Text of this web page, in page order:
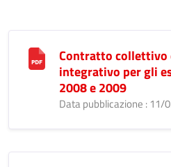
Contratto collettivo
integrativo per gli
2008 e 2009
Data pubblicazione : 11/